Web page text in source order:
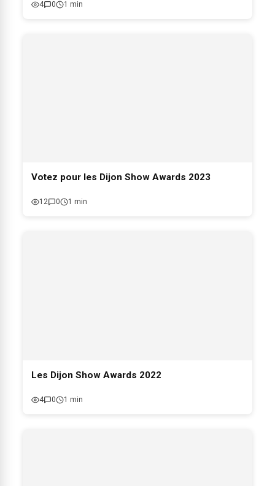
4 0 1 min
Votez pour les Dijon Show Awards 2023
12 0 1 min
Les Dijon Show Awards 2022
4 0 1 min